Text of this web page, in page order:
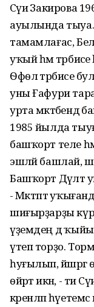
Сәүиә Закирова
ауылында тыуа.
тамамлағас,
уҡый һәм
Ѳфѳлә тәрбиәсе
уны Ғафури
урта
1985 йылда
башҡорт теле
эшләй башлай,
Башҡорт Дәүләт
- Мәктәптә
шиғырҙарҙы
үҙемдең дә
үтеп торҙо.
һуғылып,
ѳйрәтә икән, - ти
әкренләп